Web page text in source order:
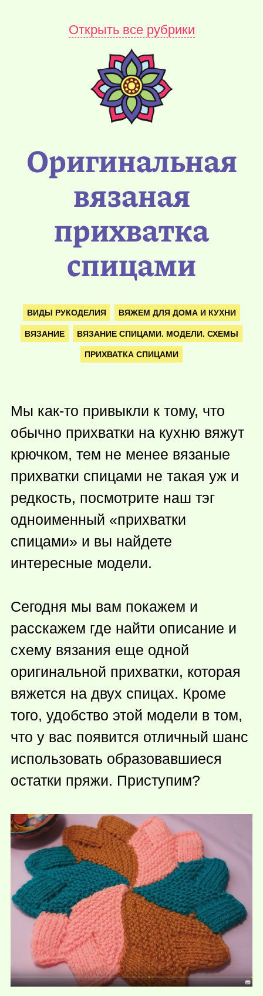
Открыть все рубрики
Оригинальная
вязаная
прихватка
спицами
ВИДЫ РУКОДЕЛИЯ ВЯЖЕМ ДЛЯ ДОМА И КУХНИ
ВЯЗАНИЕ ВЯЗАНИЕ СПИЦАМИ. МОДЕЛИ. СХЕМЫ
ПРИХВАТКА СПИЦАМИ
Мы как-то привыкли к тому, что
обычно прихватки на кухню вяжут
крючком, тем не менее вязаные
прихватки спицами не такая уж и
редкость, посмотрите наш тэг
одноименный «прихватки
спицами» и вы найдете
интересные модели.
Сегодня мы вам покажем и
расскажем где найти описание и
схему вязания еще одной
оригинальной прихватки, которая
вяжется на двух спицах. Кроме
того, удобство этой модели в том,
что у вас появится отличный шанс
использовать образовавшиеся
остатки пряжи. Приступим?